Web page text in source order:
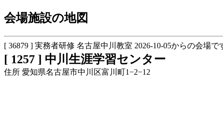
会場施設の地図
[ 36879 ] 実務者研修 名古屋中川教室 2026-10-05からの会場で
[ 1257 ] 中川生涯学習センター
住所 愛知県名古屋市中川区富川町1−2−12